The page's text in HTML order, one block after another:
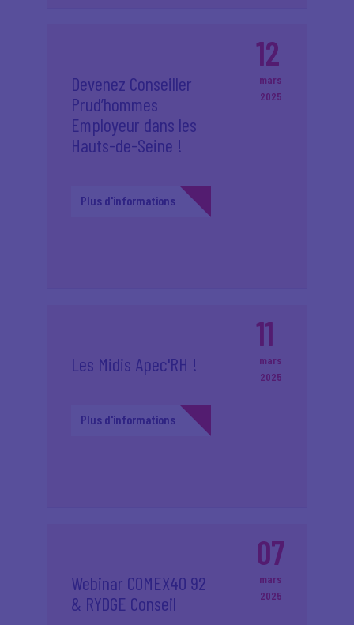
12
mars
2025
Devenez Conseiller
Prud’hommes
Employeur dans les
Hauts-de-Seine !
Plus d'informations
11
mars
2025
Les Midis Apec'RH !
Plus d'informations
07
mars
2025
Webinar COMEX40 92
& RYDGE Conseil